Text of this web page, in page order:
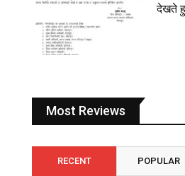
देखते
Most Reviews
RECENT POPULAR